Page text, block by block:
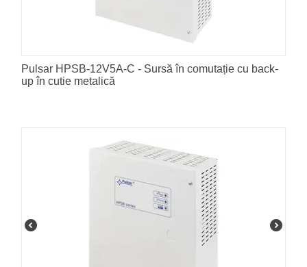
Pulsar HPSB-12V5A-C - Sursă în comutație cu back-
up în cutie metalică